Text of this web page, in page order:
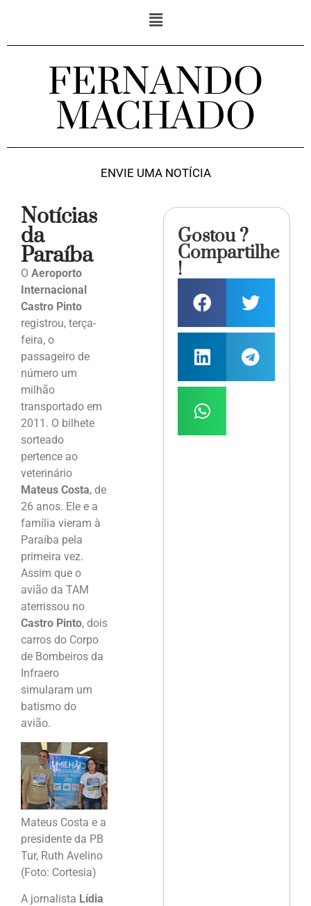
FERNANDO
MACHADO
ENVIE UMA NOTÍCIA
Notícias
da
Paraíba
O Aeroporto
Internacional
Castro Pinto
registrou, terça-
feira, o
passageiro de
número um
milhão
transportado em
2011. O bilhete
sorteado
pertence ao
veterinário
Mateus Costa, de
26 anos. Ele e a
família vieram à
Paraíba pela
primeira vez.
Assim que o
avião da TAM
aterrissou no
Castro Pinto, dois
carros do Corpo
de Bombeiros da
Infraero
simularam um
batismo do
avião.
Mateus Costa e a
presidente da PB
Tur, Ruth Avelino
(Foto: Cortesia)
A jornalista Lídia
Gostou ?
Compartilhe
!